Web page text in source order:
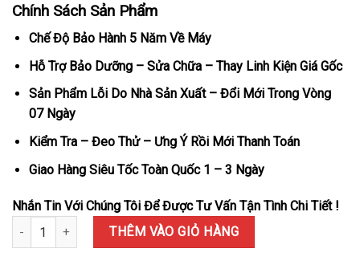
Chính Sách Sản Phẩm
Chế Độ Bảo Hành 5 Năm Về Máy
Hỗ Trợ Bảo Dưỡng – Sửa Chữa – Thay Linh Kiện Giá Gốc
Sản Phẩm Lỗi Do Nhà Sản Xuất – Đổi Mới Trong Vòng
07 Ngày
Kiểm Tra – Đeo Thử – Ưng Ý Rồi Mới Thanh Toán
Giao Hàng Siêu Tốc Toàn Quốc 1 – 3 Ngày
Nhắn Tin Với Chúng Tôi Để Được Tư Vấn Tận Tình Chi Tiết !
Đồng Hồ Rolex Day-Date 228235 Mặt Số Hồng Cọc La Mã Bọc
THÊM VÀO GIỎ HÀNG